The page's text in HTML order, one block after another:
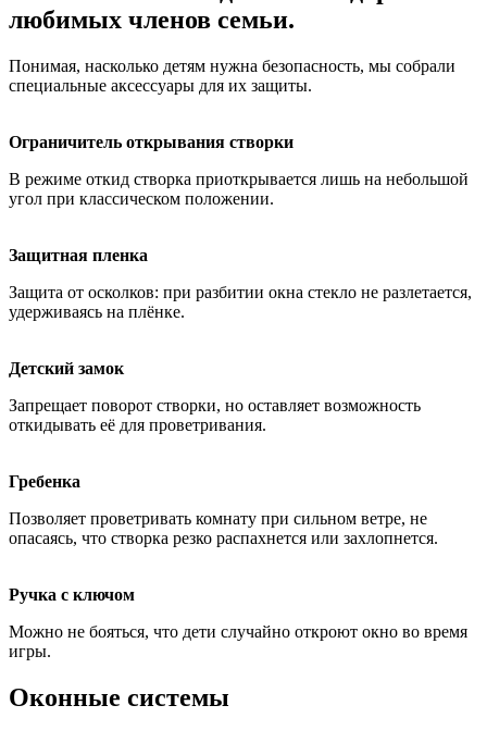
любимых членов семьи.
Понимая, насколько детям нужна безопасность, мы собрали
специальные аксессуары для их защиты.
Ограничитель открывания створки
В режиме откид створка приоткрывается лишь на небольшой
угол при классическом положении.
Защитная пленка
Защита от осколков: при разбитии окна стекло не разлетается,
удерживаясь на плёнке.
Детский замок
Запрещает поворот створки, но оставляет возможность
откидывать её для проветривания.
Гребенка
Позволяет проветривать комнату при сильном ветре, не
опасаясь, что створка резко распахнется или захлопнется.
Ручка с ключом
Можно не бояться, что дети случайно откроют окно во время
игры.
Оконные системы